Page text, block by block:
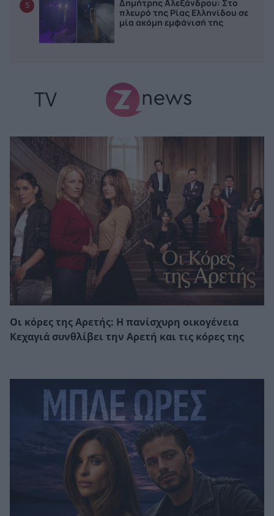
5
Δημήτρης Αλεξάνδρου: Στο
πλευρό της Ρίας Ελληνίδου σε
μία ακόμη εμφάνισή της
TV
Οι κόρες της Αρετής: Η πανίσχυρη οικογένεια
Κεχαγιά συνθλίβει την Αρετή και τις κόρες της